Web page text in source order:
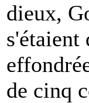
dieux,
s'étaient
de cinq